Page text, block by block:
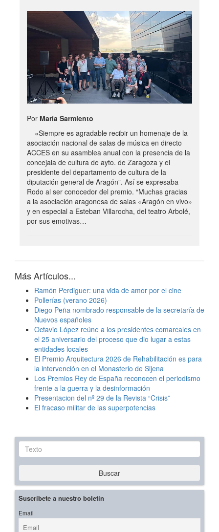
Por María Sarmiento
«Siempre es agradable recibir un homenaje de la
asociación nacional de salas de música en directo
ACCES en su asamblea anual con la presencia de la
concejala de cultura de ayto. de Zaragoza y el
presidente del departamento de cultura de la
diputación general de Aragón”. Así se expresaba
Rodo al ser conocedor del premio. “Muchas gracias
a la asociación aragonesa de salas «Aragón en vivo»
y en especial a Esteban Villarocha, del teatro Arbolé,
por sus emotivas…
Más Artículos...
Ramón Perdiguer: una vida de amor por el cine
Pollerías (verano 2026)
Diego Peña nombrado responsable de la secretaría de
Nuevos españoles
Octavio López reúne a los presidentes comarcales en
el 25 aniversario del proceso que dio lugar a estas
entidades locales
El Premio Arquitectura 2026 de Rehabilitación es para
la intervención en el Monasterio de Sijena
Los Premios Rey de España reconocen el periodismo
frente a la guerra y la desinformación
Presentacion del nº 29 de la Revista “Crisis”
El fracaso militar de las superpotencias
Texto
Buscar
Suscríbete a nuestro boletín
Email